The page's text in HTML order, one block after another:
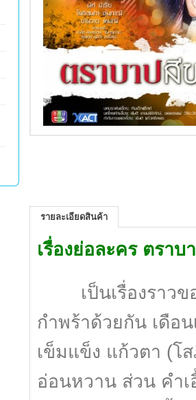
รายละเอียดสินค้า
เรื่องย่อละคร ตราบ
เป็นเรื่องราวขอ
กำพร้าด้วยกัน เดือ
เข็มแข็ง แก้วตา (โ
อ่อนหวาน ส่วน คำ